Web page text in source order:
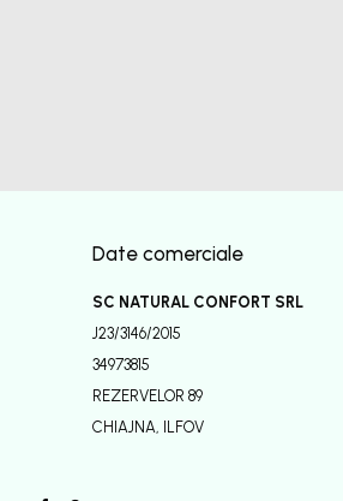
Date comerciale
SC NATURAL CONFORT SRL
J23/3146/2015
34973815
REZERVELOR 89
CHIAJNA, ILFOV